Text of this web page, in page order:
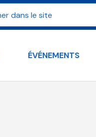
ÉVÉNEMENTS